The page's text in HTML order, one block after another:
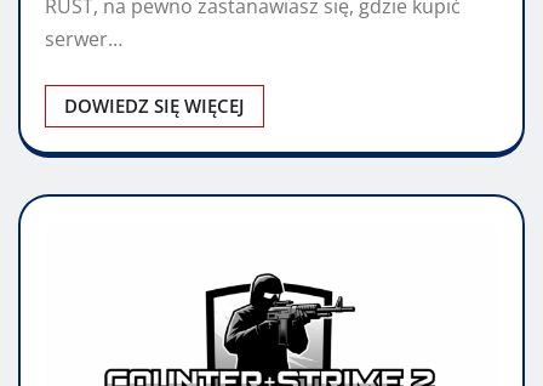
RUST, na pewno zastanawiasz się, gdzie kupić
serwer…
DOWIEDZ SIĘ WIĘCEJ